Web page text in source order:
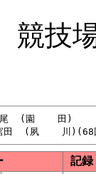
競技
中尾  (園    田)
記録